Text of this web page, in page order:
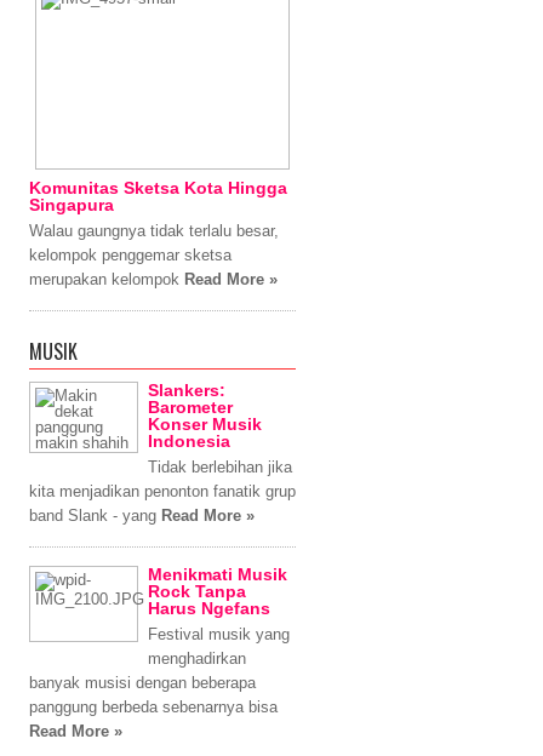
Komunitas Sketsa Kota Hingga
Singapura
Walau gaungnya tidak terlalu besar,
kelompok penggemar sketsa
merupakan kelompok Read More »
MUSIK
Slankers:
Barometer
Konser Musik
Indonesia
Tidak berlebihan jika
kita menjadikan penonton fanatik grup
band Slank - yang Read More »
Menikmati Musik
Rock Tanpa
Harus Ngefans
Festival musik yang
menghadirkan
banyak musisi dengan beberapa
panggung berbeda sebenarnya bisa
Read More »